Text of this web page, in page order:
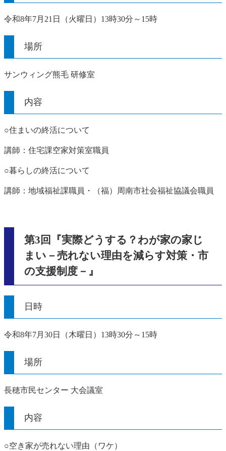
令和8年7月21日（火曜日）13時30分～15時
場所
サンウィング熊毛 研修室
内容
○住まいの終活について
講師：住宅課空家対策室職員
○暮らしの終活について
講師：地域福祉課職員・（福）周南市社会福祉協議会職員
第3回『実際どうする？わが家の家じ
まい－売れない理由を減らす対策・市
の支援制度－』
日時
令和8年7月30日（木曜日）13時30分～15時
場所
長穂市民センター 大会議室
内容
○空き家が売れない理由（ワケ）